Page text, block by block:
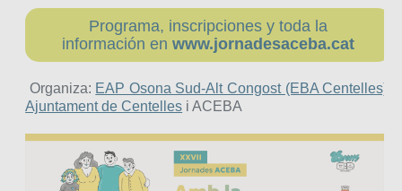
Programa, inscripciones y toda la
información enwww.jornadesaceba.cat
Organiza: EAP Osona Sud-Alt Congost (EBA Centelles)
Ajuntament de Centelles i ACEBA